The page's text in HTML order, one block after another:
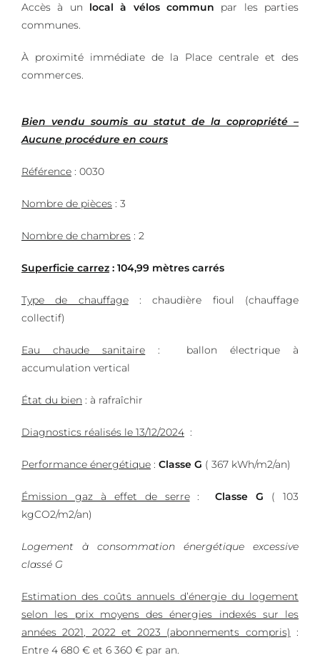
Accès à un local à vélos commun par les parties
communes.
À proximité immédiate de la Place centrale et des
commerces.
Bien vendu soumis au statut de la copropriété –
Aucune procédure en cours
Référence : 0030
Nombre de pièces : 3
Nombre de chambres : 2
Superficie carrez : 104,99 mètres carrés
Type de chauffage: chaudière fioul (chauffage
collectif)
Eau chaude sanitaire :
ballon électrique à
accumulation vertical
État du bien : à rafraîchir
Diagnostics réalisés le 13/12/2024 :
Performance énergétique : Classe G ( 367 kWh/m2/an)
Émission gaz à effet de serre: Classe G ( 103
kgCO2/m2/an)
Logement à consommation énergétique excessive
classé G
Estimation des coûts annuels d’énergie du logement
selon les prix moyens des énergies indexés sur les
années 2021, 2022 et 2023 (abonnements compris) :
Entre 4 680 € et 6 360 € par an.